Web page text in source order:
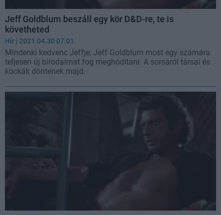
Jeff Goldblum beszáll egy kör D&D-re, te is
követheted
Hír | 2021.04.30 07:01
Mindenki kedvenc Jeffje, Jeff Goldblum most egy számára
teljesen új birodalmat fog meghódítani. A sorsáról társai és
kockák döntenek majd.